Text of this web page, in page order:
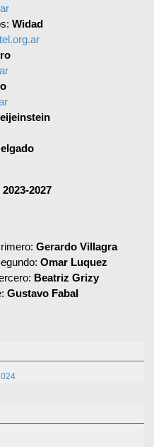
Widad
2027
Gerardo Villagra
Omar Luquez
Beatriz Grizy
Gustavo Fabal